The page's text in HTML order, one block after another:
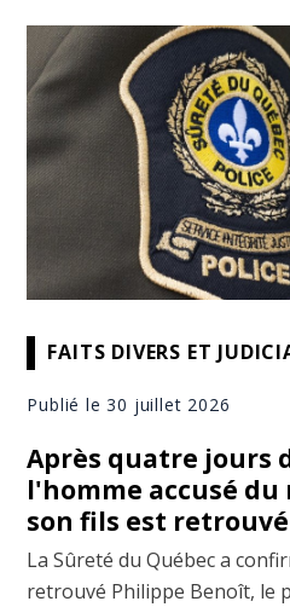
FAITS DIVERS ET
Publié le 30 juillet 2026
Après quatre jours
l'homme accusé
son fils est retrouvé
La Sûreté du Québec a
retrouvé Philippe Benoît, le